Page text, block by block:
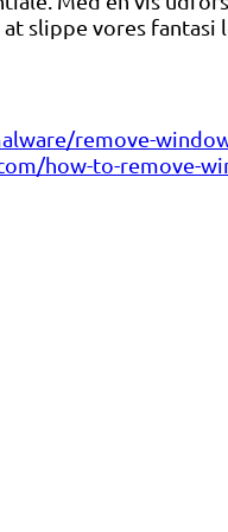
slippe vores fantasi
remove-
how-to-remove-